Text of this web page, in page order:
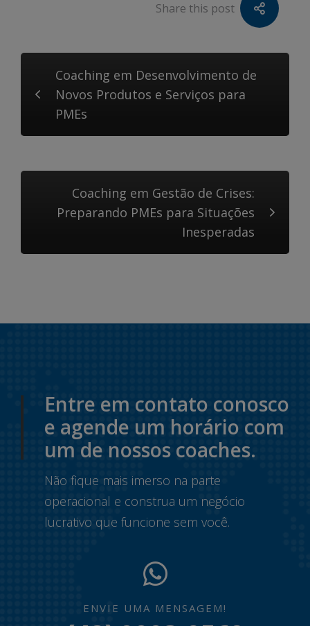
Share this post
Coaching em Desenvolvimento de
Novos Produtos e Serviços para
PMEs
Coaching em Gestão de Crises:
Preparando PMEs para Situações
Inesperadas
Entre em contato conosco
e agende um horário com
um de nossos coaches.
Não fique mais imerso na parte
operacional e construa um negócio
lucrativo que funcione sem você.
ENVIE UMA MENSAGEM!